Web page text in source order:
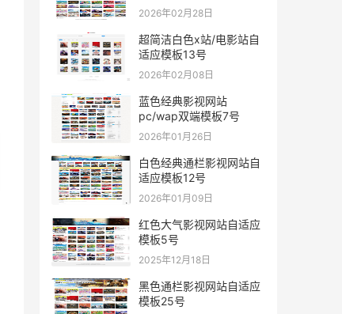
2026年02月28日
超简洁白色x站/电影站自
适应模板13号
2026年02月08日
蓝色经典影视网站
pc/wap双端模板7号
2026年01月26日
白色经典通栏影视网站自
适应模板12号
2026年01月09日
红色大气影视网站自适应
模板5号
2025年12月18日
黑色通栏影视网站自适应
模板25号